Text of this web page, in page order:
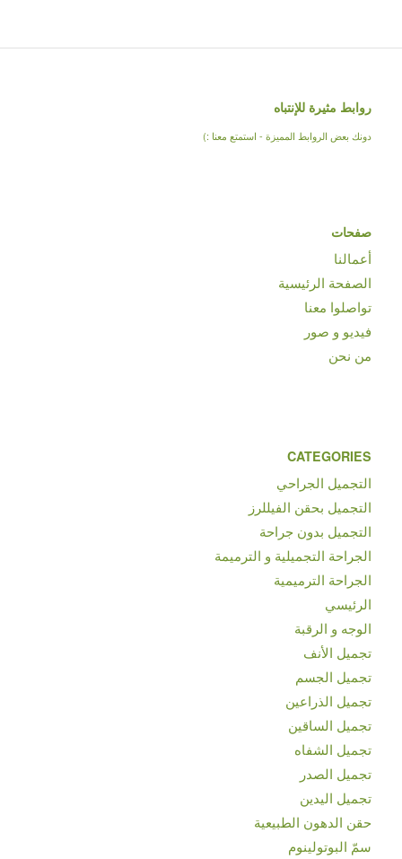
روابط مثيرة للإنتباه
دونك بعض الروابط المميزة - استمتع معنا :)
صفحات
أعمالنا
الصفحة الرئيسية
تواصلوا معنا
فيديو و صور
من نحن
CATEGORIES
التجميل الجراحي
التجميل بحقن الفيللرز
التجميل بدون جراحة
الجراحة التجميلية و الترميمة
الجراحة الترميمية
الرئيسي
الوجه و الرقبة
تجميل الأنف
تجميل الجسم
تجميل الذراعين
تجميل الساقين
تجميل الشفاه
تجميل الصدر
تجميل اليدين
حقن الدهون الطبيعية
سمّ البوتولينوم